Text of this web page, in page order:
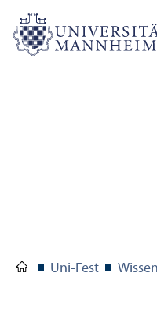
Uni-Fest